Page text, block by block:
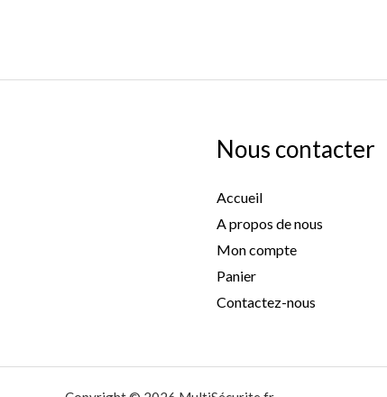
Nous contacter
Accueil
A propos de nous
Mon compte
Panier
Contactez-nous